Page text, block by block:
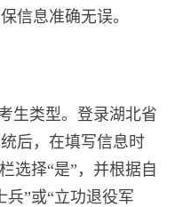
信息准确无误。
类型。登录湖北省
后，在填写信息时
选择“是”，并根据自
兵”或“立功退役军